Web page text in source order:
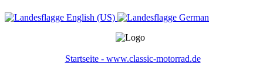
English (US)‎ German‎
Startseite - www.classic-motorrad.de